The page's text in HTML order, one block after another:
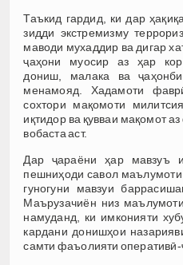
Таъкид гардид, ки дар
зидди экстремизму
маводи мухаддир ва дигар
ҷаҳони муосир аз ҳар
дониш, малака ва
менамояд. Хадамоти
сохтори мақомоти
иқтидор ва қувваи мақомот
вобаста аст.
Дар ҷараёни ҳар мавзуъ
пешниҳоди савол
гуногуни мавзуи
Маърузачиён низ
намуданд, ки имконияти
кардани донишҳои
самти фаъолияти оперативӣ-